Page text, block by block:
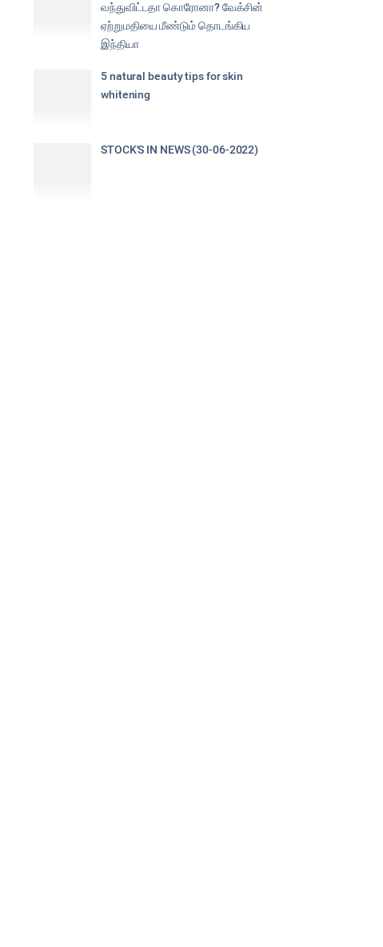
வந்துவிட்டதா கொரோனா? வேக்சின்
ஏற்றுமதியை மீண்டும் தொடங்கிய
இந்தியா
5 natural beauty tips for skin
whitening
STOCK'S IN NEWS (30-06-2022)